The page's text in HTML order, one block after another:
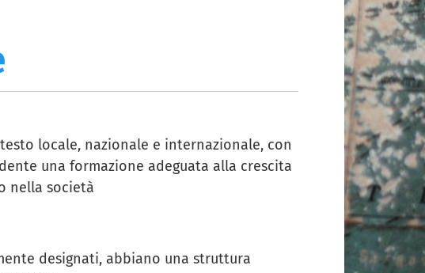
locale, nazionale e internazionale, con
una formazione adeguata alla crescita
nella società
designati, abbiano una struttura